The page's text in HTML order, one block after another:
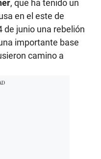
, que ha tenido un
en el este de
de junio una rebelión
importante base
camino a